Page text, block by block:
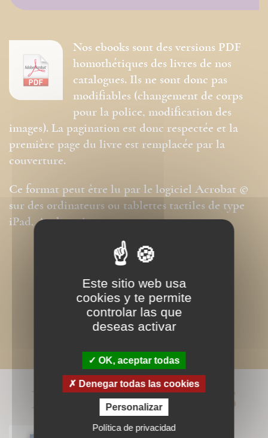
Nos ebooks sont des versions PDF
homothétiques des livres de nos
catalogues. Ils ne sont donc pas
modifiables (changement de corps
pour la police, modification des
images). La pagination est donc respectée et la
première page du livre est remplacée par la
couverture.
Ce format peut être lu par le logiciel Acrobat ©
sur des ordinateurs ou tablettes tactiles de type
iPad, Archos, Asus ou autres.
LIVRES ASSOCIÉS
Este sitio web usa
cookies y te permite
controlar las que
deseas activar
OK, aceptar todas
Denegar todas las cookies
Personalizar
Política de privacidad